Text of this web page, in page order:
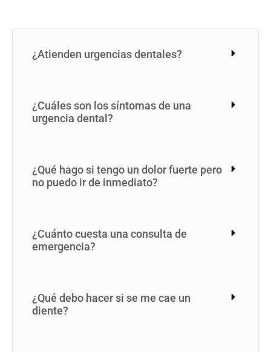
¿Atienden urgencias dentales?
¿Cuáles son los síntomas de una
urgencia dental?
¿Qué hago si tengo un dolor fuerte pero
no puedo ir de inmediato?
¿Cuánto cuesta una consulta de
emergencia?
¿Qué debo hacer si se me cae un
diente?